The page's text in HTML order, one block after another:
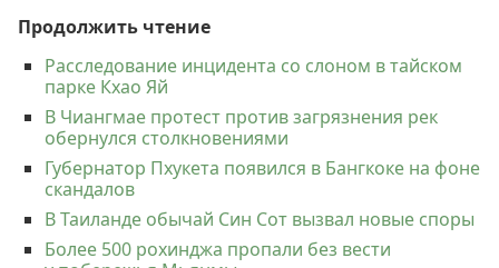
Продолжить чтение
Расследование инцидента со слоном в тайском
парке Кхао Яй
В Чиангмае протест против загрязнения рек
обернулся столкновениями
Губернатор Пхукета появился в Бангкоке на фоне
скандалов
В Таиланде обычай Син Сот вызвал новые споры
Более 500 рохинджа пропали без вести